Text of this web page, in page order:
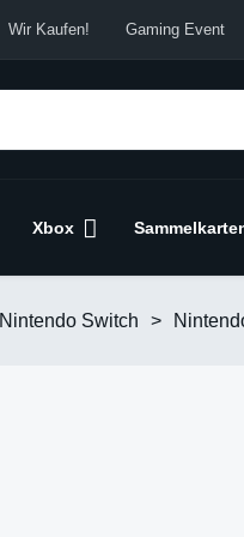
Wir Kaufen! Gaming Event
Xbox
Nintendo Switch >